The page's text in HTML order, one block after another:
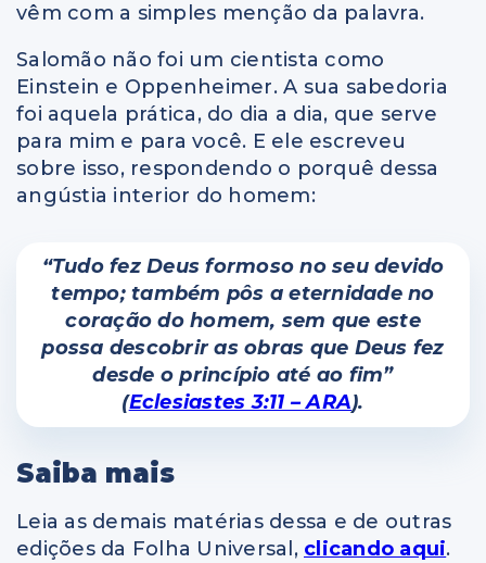
vêm com a simples menção da palavra.
Salomão não foi um cientista como
Einstein e Oppenheimer. A sua sabedoria
foi aquela prática, do dia a dia, que serve
para mim e para você. E ele escreveu
sobre isso, respondendo o porquê dessa
angústia interior do homem:
“Tudo fez Deus formoso no seu devido
tempo; também pôs a eternidade no
coração do homem, sem que este
possa descobrir as obras que Deus fez
desde o princípio até ao fim”
(Eclesiastes 3:11 – ARA).
Saiba mais
Leia as demais matérias dessa e de outras
edições da Folha Universal, clicando aqui.